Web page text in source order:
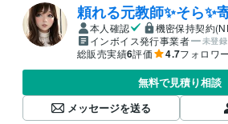
頼れる元教師✨そら✨
本人確認
機密保持契約
インボイス発行事業者
未登録
総販売実績6評価 4.7フォロワ
無料で見積り相談
メッセージを送る